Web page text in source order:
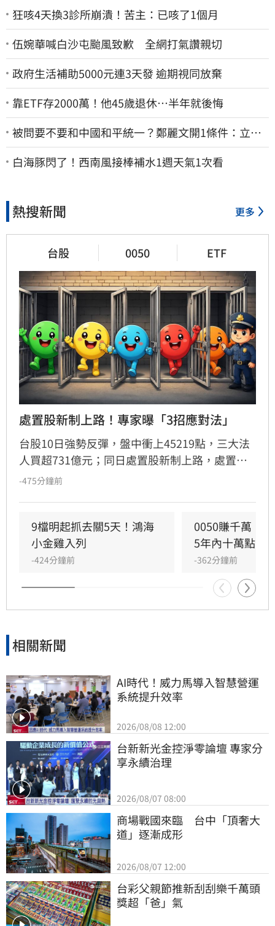
狂咳4天換3診所崩潰！苦主：已咳了1個月
伍婉華喊白沙屯颱風致歉 全網打氣讚親切
政府生活補助5000元連3天發 逾期視同放棄
靠ETF存2000萬！他45歲退休…半年就後悔
被問要不要和中國和平統一？鄭麗文開1條件：立刻
春暖花開
白海豚閃了！西南風接棒補水1週天氣1次看
熱搜新聞 更多
台股 0050 ETF
處置股新制上路！專家曝「3招應對法」
台股10日強勢反彈，盤中衝上45219點，三大法
人買超731億元；同日處置股新制上路，處置期
間原則縮至5天，多數個股約每2分鐘撮合一次，
-475分鐘前
9檔明起抓去關5天！鴻海
小金雞入列
-424分鐘前
0050賺千萬！1
5年內十萬點
-362分鐘前
相關新聞
AI時代！威力馬導入智慧營運
系統提升效率
2026/08/08 12:00
台新新光金控淨零論壇 專家分
享永續治理
2026/08/07 08:00
商場戰國來臨　台中「頂奢大
道」逐漸成形
2026/08/07 12:00
台彩父親節推新刮刮樂千萬頭
獎超「爸」氣